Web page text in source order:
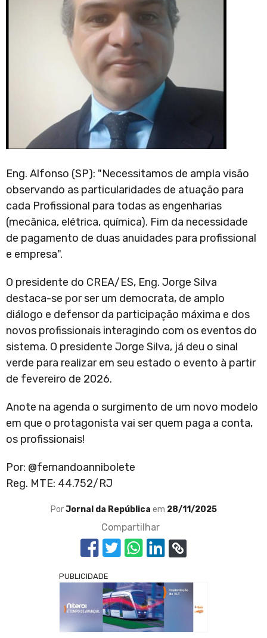
Eng. Alfonso (SP): "Necessitamos de ampla visão
observando as particularidades de atuação para
cada Profissional para todas as engenharias
(mecânica, elétrica, química). Fim da necessidade
de pagamento de duas anuidades para profissional
e empresa".
O presidente do CREA/ES, Eng. Jorge Silva
destaca-se por ser um democrata, de amplo
diálogo e defensor da participação máxima e dos
novos profissionais interagindo com os eventos do
sistema. O presidente Jorge Silva, já deu o sinal
verde para realizar em seu estado o evento à partir
de fevereiro de 2026.
Anote na agenda o surgimento de um novo modelo
em que o protagonista vai ser quem paga a conta,
os profissionais!
Por: @fernandoannibolete
Reg. MTE: 44.752/RJ
PorJornal da República em 28/11/2025
Compartilhar
PUBLICIDADE